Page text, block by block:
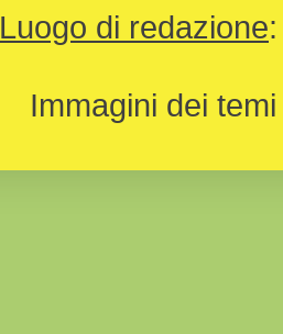
Luogo di redazione
Immagini dei